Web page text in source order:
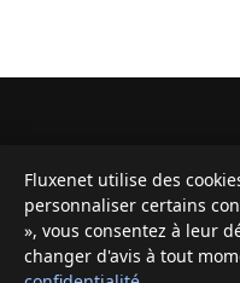
Politique de
Section tendances éditée
l'actualité et sont mis à jour
Fluxenet utilise des
personnaliser certains
», vous consentez à leur
changer d'avis à tout